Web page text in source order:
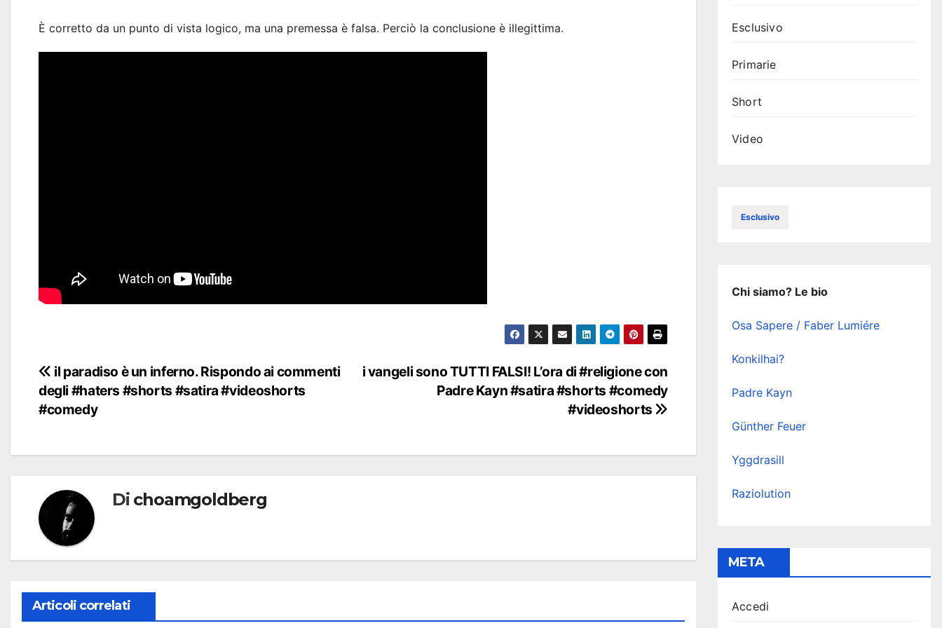
È corretto da un punto di vista logico, ma una premessa è falsa. Perciò la conclusione è illegittima.
Navigazione
articoli
i vangeli sono TUTTI FALSI! L’ora di #religione con
Padre Kayn #satira #shorts #comedy
#videoshorts
il paradiso è un inferno. Rispondo ai commenti
degli #haters #shorts #satira #videoshorts
#comedy
Di choamgoldberg
Articoli correlati
Esclusivo
Primarie
Short
Video
Esclusivo
Chi siamo? Le bio
Osa Sapere / Faber Lumiére
Konkilhai?
Padre Kayn
Günther Feuer
Yggdrasill
Raziolution
META
Accedi